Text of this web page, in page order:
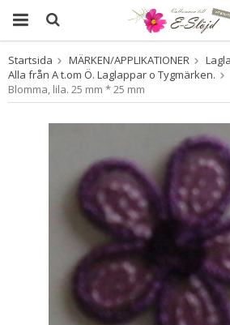
Produkten har blivit tillagd i
Startsida MÄRKEN/APPLIKATIONER
Alla från A t.om Ö. Laglappar o Tygmärken.
Blomma, lila. 25 mm * 25 mm